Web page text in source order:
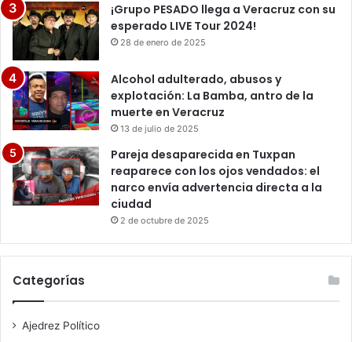
¡Grupo PESADO llega a Veracruz con su
esperado LIVE Tour 2024!
28 de enero de 2025
Alcohol adulterado, abusos y
explotación: La Bamba, antro de la
muerte en Veracruz
13 de julio de 2025
Pareja desaparecida en Tuxpan
reaparece con los ojos vendados: el
narco envía advertencia directa a la
ciudad
2 de octubre de 2025
Categorías
Ajedrez Político